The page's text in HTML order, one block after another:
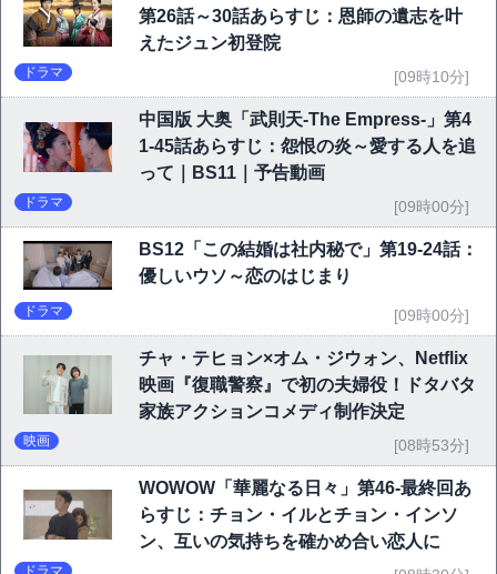
第26話～30話あらすじ：恩師の遺志を叶
えたジュン初登院
ドラマ [09時10分]
中国版 大奥「武則天-The Empress-」第4
1-45話あらすじ：怨恨の炎～愛する人を追
って｜BS11｜予告動画
ドラマ [09時00分]
BS12「この結婚は社内秘で」第19-24話：
優しいウソ～恋のはじまり
ドラマ [09時00分]
チャ・テヒョン×オム・ジウォン、Netflix
映画『復職警察』で初の夫婦役！ドタバタ
家族アクションコメディ制作決定
映画 [08時53分]
WOWOW「華麗なる日々」第46-最終回あ
らすじ：チョン・イルとチョン・インソ
ン、互いの気持ちを確かめ合い恋人に
ドラマ